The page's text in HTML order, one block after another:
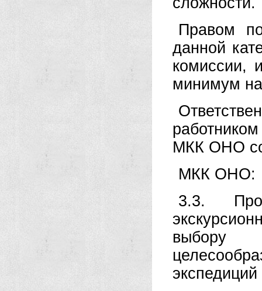
Правом
данной
комиссии,
минимум
МКК ОНО
МКК ОНО:
3.3.
выбору